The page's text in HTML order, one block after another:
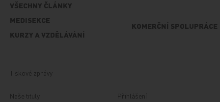
VŠECHNY ČLÁNKY
MEDISEKCE
KURZY A VZDĚLÁVÁNÍ
KOMERČNÍ SPOLUPRÁCE
Tiskové zprávy
Naše tituly
Přihlášení